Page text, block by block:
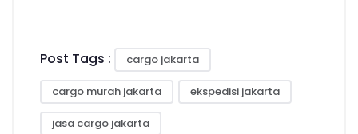
Post Tags : cargo jakarta
cargo murah jakarta ekspedisi jakarta
jasa cargo jakarta